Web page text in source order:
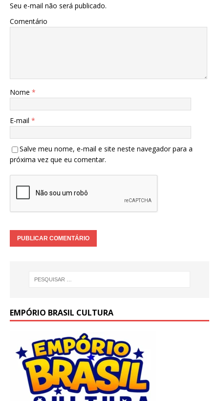
Seu e-mail não será publicado.
Comentário
Nome *
E-mail *
Salve meu nome, e-mail e site neste navegador para a
próxima vez que eu comentar.
EMPÓRIO BRASIL CULTURA